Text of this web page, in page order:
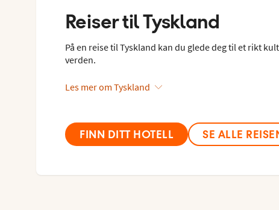
Reiser tilTyskland
På en reise til Tyskland kan du glede deg til et rikt
verden.
Les mer om Tyskland
FINN DITT HOTELL SE ALLE